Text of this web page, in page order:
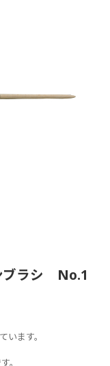
ブラシ No.1
ます。
。